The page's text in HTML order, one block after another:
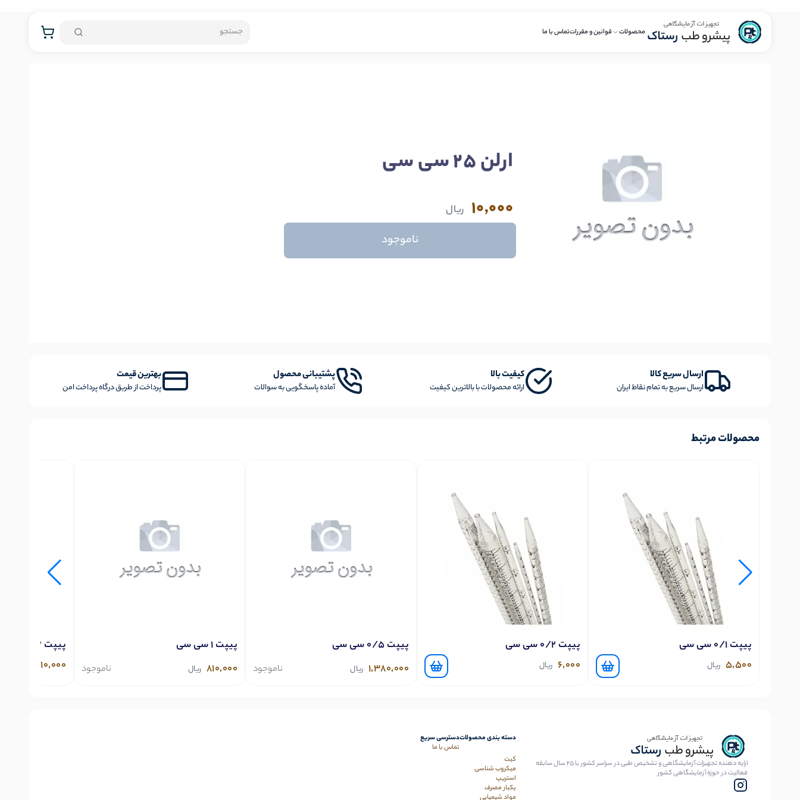
محصولات قوانین و مقرراتتماس با ما
ارلن 25 سی سی
10,000 ریال
ناموجود
ارسال سریع کالا
ارسال سریع به تمام نقاط ایران
کیفیت بالا
ارائه محصولات با بالاترین کیفیت
پشتیبانی محصول
آماده پاسخگویی به سوالات
بهترین قیمت
پرداخت از طریق درگاه پرداخت امن
محصولات مرتبط
پیپت 0/1 سی سی
5,500 ریال
پیپت 0/2 سی سی
6,000 ریال
پیپت 0/5 سی سی
1,380,000 ریال ناموجود
پیپت 1 سی سی
810,000 ریال ناموجود
پیپت 2 سی سی
810,000
ارایه دهنده تجهیزات آزمایشگاهی و تشخیص طبی در سراسر کشور با 25 سال سابقه
فعالیت در حوزه آزمایشگاهی کشور
دسته بندی محصولات
کیت
میکروب شناسی
استریپ
یکبار مصرف
مواد شیمیایی
دسترسی سریع
تماس با ما